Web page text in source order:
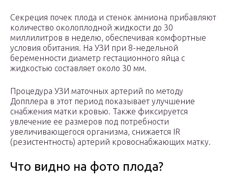
Секреция почек плода и стенок амниона прибавляют
количество околоплодной жидкости до 30
миллилитров в неделю, обеспечивая комфортные
условия обитания. На УЗИ при 8-недельной
беременности диаметр гестационного яйца с
жидкостью составляет около 30 мм.
Процедура УЗИ маточных артерий по методу
Допплера в этот период показывает улучшение
снабжения матки кровью. Также фиксируется
увлечение ее размеров под потребности
увеличивающегося организма, снижается IR
(резистентность) артерий кровоснабжающих матку.
Что видно на фото плода?